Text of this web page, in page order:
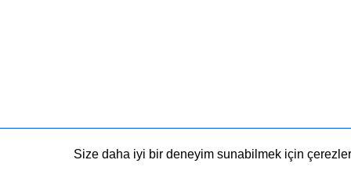
Size daha iyi bir deneyim sunabilmek için